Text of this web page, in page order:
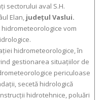
sectorului aval S.H.
Elan, judeţul Vaslui.
vom
hidrometeorologice, în
gestionarea situațiilor de
periculoase
secetă hidrologică
hidrotehnice, poluări